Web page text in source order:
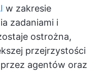
w zakresie
zadaniami i
ostrożna,
przejrzystości
agentów oraz